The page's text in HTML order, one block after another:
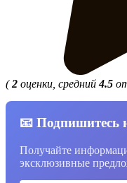
(2 оценки, средний4.5
📧 Подпишитесь
Получайте
эксклюзивные